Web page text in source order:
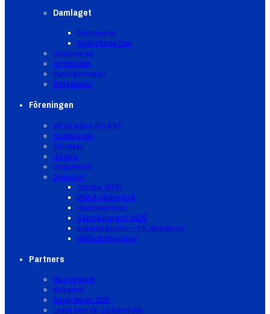
Damlaget
Damtruppen
Spelschema Dam
Ungdomslag
Skridskokul
Bandygymnasiet
Bildgallerier
Föreningen
Vill du hjälpa till i IFK?
Kontakta oss
Styrelsen
Historia
Bildgallerier
Dokument
Stadgar (PDF)
DNA & Värdegrund
Ungdomspolicy
Säsongsrapport 24/25
Integritetspolicy – IFK Vänersborg
Hållbarhetsrapport
Partners
Våra partners
Nätverket
Bandyfesten 2026
Ladda hem vår partnerfolder